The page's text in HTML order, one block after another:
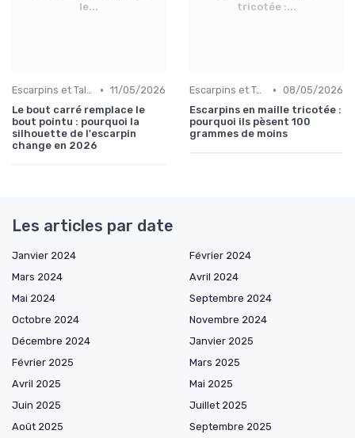
le...
Escarpins et Talons • 11/05/2026
Le bout carré remplace le
bout pointu : pourquoi la
silhouette de l'escarpin
change en 2026
tricotée :...
Escarpins et Talons • 08/05/2026
Escarpins en maille tricotée :
pourquoi ils pèsent 100
grammes de moins
Les articles par date
Janvier 2024
Février 2024
Mars 2024
Avril 2024
Mai 2024
Septembre 2024
Octobre 2024
Novembre 2024
Décembre 2024
Janvier 2025
Février 2025
Mars 2025
Avril 2025
Mai 2025
Juin 2025
Juillet 2025
Août 2025
Septembre 2025